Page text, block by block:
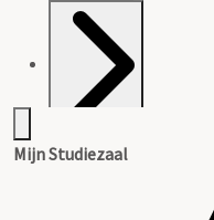
Mijn Studiezaal